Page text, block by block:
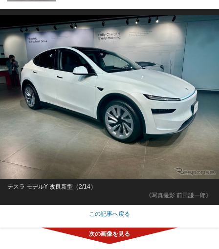
《写真撮影 前田謙一郎》
テスラ モデルY 改良新型（2/14）
この記事へ戻る